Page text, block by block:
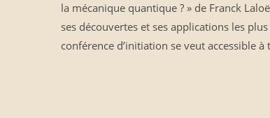
la mécanique quantique ? » de Franck
ses découvertes et ses applications les
conférence d’initiation se veut accessible